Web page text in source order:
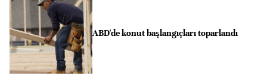
ABD'de konut başlangıçları toparlandı